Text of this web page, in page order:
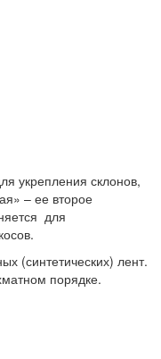
укрепления склонов,
– ее второе
для
(синтетических) лент.
порядке.